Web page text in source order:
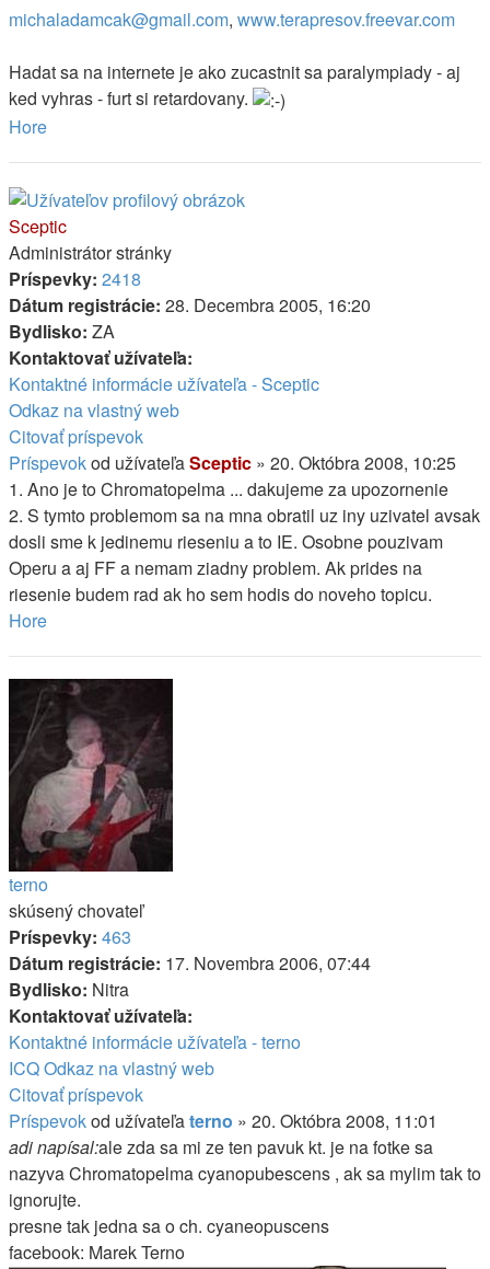
michaladamcak@gmail.com, www.terapresov.freevar.com
Hadat sa na internete je ako zucastnit sa paralympiady - aj
ked vyhras - furt si retardovany.
Hore
Sceptic
Administrátor stránky
Príspevky: 2418
Dátum registrácie: 28. Decembra 2005, 16:20
Bydlisko: ZA
Kontaktovať užívateľa:
Kontaktné informácie užívateľa - Sceptic
Odkaz na vlastný web
Citovať príspevok
Príspevokod užívateľaSceptic » 20. Októbra 2008, 10:25
1. Ano je to Chromatopelma ... dakujeme za upozornenie
2. S tymto problemom sa na mna obratil uz iny uzivatel avsak
dosli sme k jedinemu rieseniu a to IE. Osobne pouzivam
Operu a aj FF a nemam ziadny problem. Ak prides na
riesenie budem rad ak ho sem hodis do noveho topicu.
Hore
terno
skúsený chovateľ
Príspevky: 463
Dátum registrácie: 17. Novembra 2006, 07:44
Bydlisko: Nitra
Kontaktovať užívateľa:
Kontaktné informácie užívateľa - terno
ICQOdkaz na vlastný web
Citovať príspevok
Príspevokod užívateľaterno » 20. Októbra 2008, 11:01
adi napísal:ale zda sa mi ze ten pavuk kt. je na fotke sa
nazyva Chromatopelma cyanopubescens , ak sa mylim tak to
ignorujte.
presne tak jedna sa o ch. cyaneopuscens
facebook: Marek Terno